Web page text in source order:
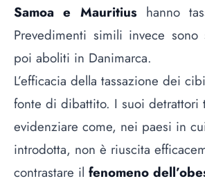
Samoa e Mauritius hanno
Prevedimenti simili invece
poi aboliti in Danimarca.
L’efficacia della tassazione dei
fonte di dibattito. I suoi detrattori
evidenziare come, nei paesi in
introdotta, non è riuscita
contrastare il fenomeno